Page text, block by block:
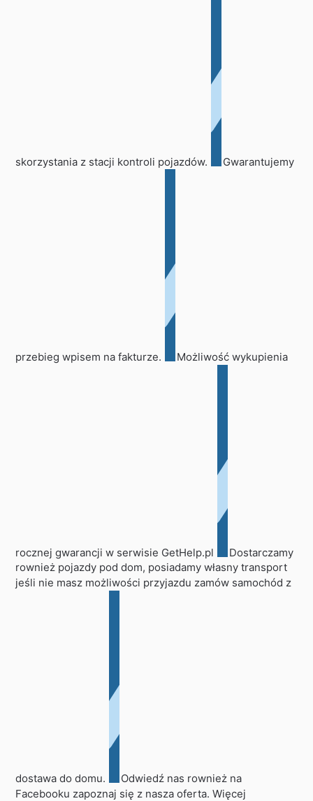
skorzystania z stacji kontroli pojazdów. Gwarantujemy
przebieg wpisem na fakturze. Możliwość wykupienia
rocznej gwarancji w serwisie GetHelp.pl
Dostarczamy
rownież pojazdy pod dom, posiadamy własny transport
jeśli nie masz możliwości przyjazdu zamów samochód z
dostawa do domu.
Odwiedź nas rownież na
Facebooku zapoznaj się z nasza oferta. Więcej